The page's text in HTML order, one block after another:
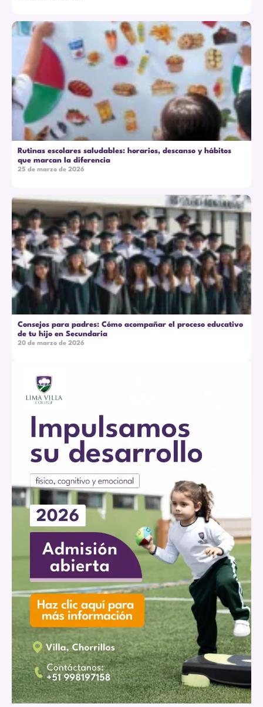
Rutinas escolares saludables: horarios, descanso y hábitos
que marcan la diferencia
25 de marzo de 2026
Consejos para padres: Cómo acompañar el proceso educativo
de tu hijo en Secundaria
20 de marzo de 2026